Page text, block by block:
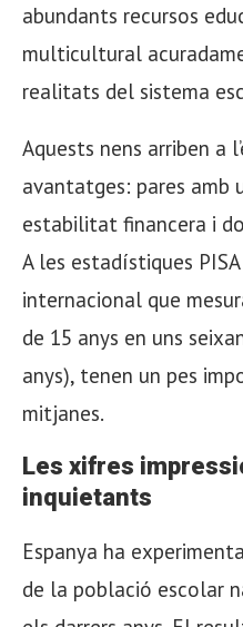
abundants recursos
multicultural
realitats del sistema
Aquests nens arriben a
avantatges: pares amb
estabilitat financera i
A les estadístiques
internacional que
de 15 anys en uns
anys), tenen un pes
mitjanes.
Les xifres
inquietants
Espanya ha
de la població escolar